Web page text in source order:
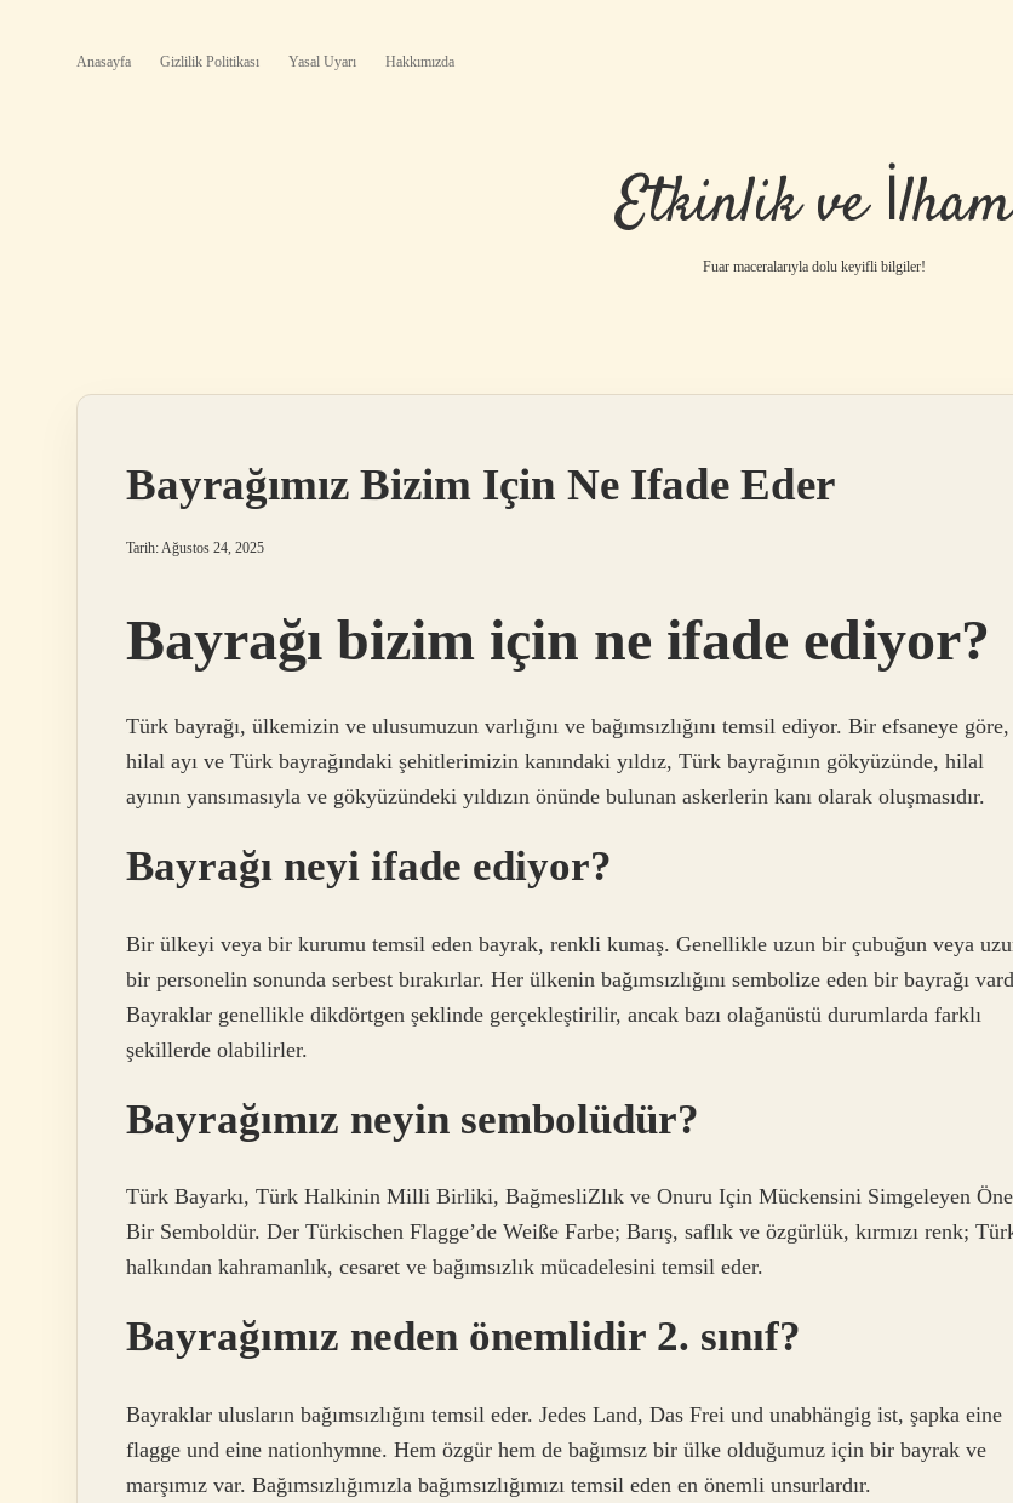
Anasayfa Gizlilik Politikası Yasal Uyarı Hakkımızda
Etkinlik ve İlham
Fuar maceralarıyla dolu keyifli bilgiler!
Bayrağımız Bizim Için Ne Ifade Eder
Tarih: Ağustos 24, 2025
Bayrağı bizim için ne ifade ediyor?
Türk bayrağı, ülkemizin ve ulusumuzun varlığını ve bağımsızlığını temsil ediyor. Bir efsaneye göre,
hilal ayı ve Türk bayrağındaki şehitlerimizin kanındaki yıldız, Türk bayrağının gökyüzünde, hilal
ayının yansımasıyla ve gökyüzündeki yıldızın önünde bulunan askerlerin kanı olarak oluşmasıdır.
Bayrağı neyi ifade ediyor?
Bir ülkeyi veya bir kurumu temsil eden bayrak, renkli kumaş. Genellikle uzun bir çubuğun veya
bir personelin sonunda serbest bırakırlar. Her ülkenin bağımsızlığını sembolize eden bir bayrağı
Bayraklar genellikle dikdörtgen şeklinde gerçekleştirilir, ancak bazı olağanüstü durumlarda farklı
şekillerde olabilirler.
Bayrağımız neyin sembolüdür?
Türk Bayarkı, Türk Halkinin Milli Birliki, BağmesliZlık ve Onuru Için Mückensini Simgeleyen
Bir Semboldür. Der Türkischen Flagge’de Weiße Farbe; Barış, saflık ve özgürlük, kırmızı renk;
halkından kahramanlık, cesaret ve bağımsızlık mücadelesini temsil eder.
Bayrağımız neden önemlidir 2. sınıf?
Bayraklar ulusların bağımsızlığını temsil eder. Jedes Land, Das Frei und unabhängig ist, şapka eine
flagge und eine nationhymne. Hem özgür hem de bağımsız bir ülke olduğumuz için bir bayrak ve
marşımız var. Bağımsızlığımızla bağımsızlığımızı temsil eden en önemli unsurlardır.